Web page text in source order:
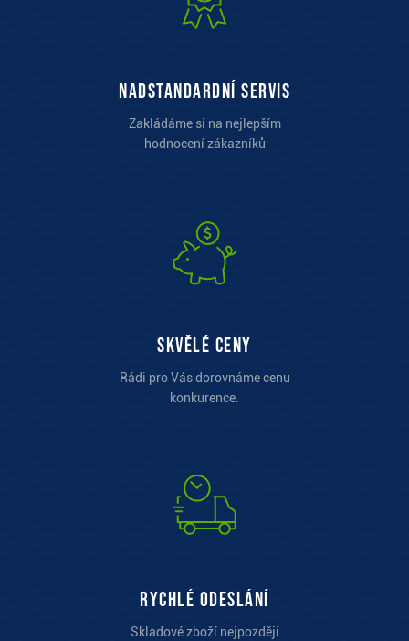
Nadstandardní servis
Zakládáme si na nejlepším
hodnocení zákazníků
Skvělé ceny
Rádi pro Vás dorovnáme cenu
konkurence.
Rychlé odeslání
Skladové zboží nejpozději